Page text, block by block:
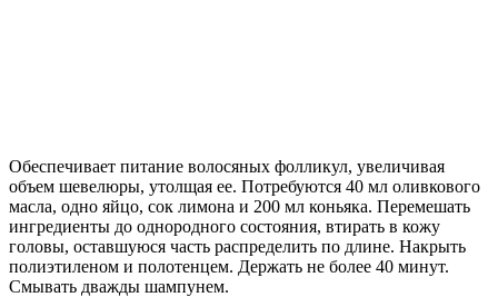
Обеспечивает питание волосяных фолликул, увеличивая
объем шевелюры, утолщая ее. Потребуются 40 мл оливкового
масла, одно яйцо, сок лимона и 200 мл коньяка. Перемешать
ингредиенты до однородного состояния, втирать в кожу
головы, оставшуюся часть распределить по длине. Накрыть
полиэтиленом и полотенцем. Держать не более 40 минут.
Смывать дважды шампунем.